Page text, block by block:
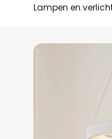
Lampen en
Ga